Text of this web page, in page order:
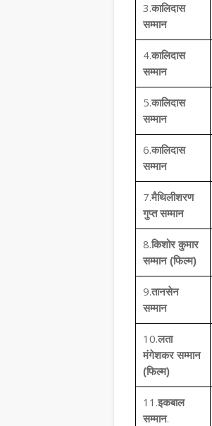
3.कालिदास
सम्मान
4.कालिदास
सम्मान
5.कालिदास
सम्मान
6.कालिदास
सम्मान
7.मैथिलीशरण
गुप्त सम्मान
8.किशोर कुमार
सम्मान (फिल्म)
9.तानसेन
सम्मान
10.लता
मंगेशकर सम्मान
(फिल्म)
11.इकबाल
सम्मान.